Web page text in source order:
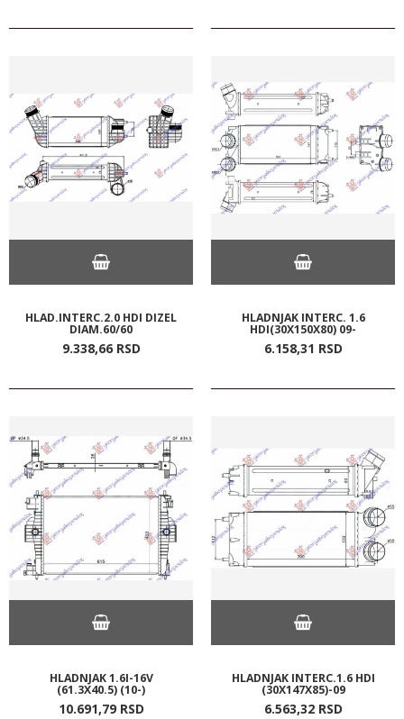
HLAD.INTERC.2.0 HDI DIZEL
DIAM.60/60
9.338,66 RSD
HLADNJAK INTERC. 1.6
HDI(30X150X80) 09-
6.158,31 RSD
HLADNJAK 1.6I-16V
(61.3X40.5) (10-)
10.691,79 RSD
HLADNJAK INTERC.1.6 HDI
(30X147X85)-09
6.563,32 RSD